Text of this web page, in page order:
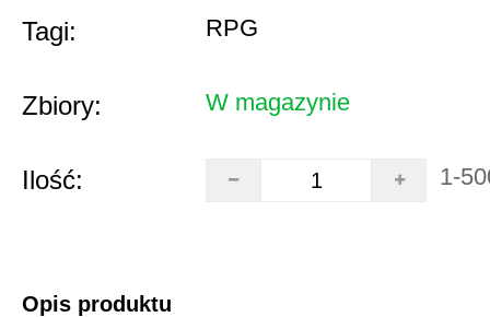
Tagi: RPG
Zbiory: W magazynie
Ilość: 1-
Opis produktu